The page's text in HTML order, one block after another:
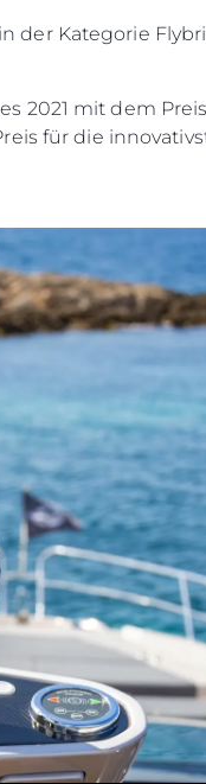
der Kategorie
2021 mit dem
für die
Brokerage
Bootscharter
Neuigkeiten
Innovation
Die Firma
Das Team
Lifestyle
Geschichte
Bewerten Sie